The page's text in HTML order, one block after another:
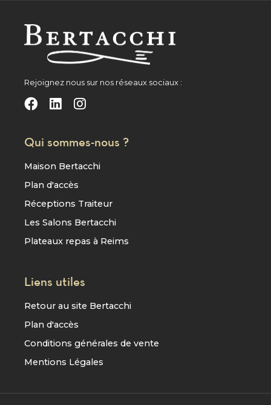
Rejoignez nous sur nos réseaux sociaux :
Qui sommes-nous ?
Maison Bertacchi
Plan d'accès
Réceptions Traiteur
Les Salons Bertacchi
Plateaux repas à Reims
Liens utiles
Retour au site Bertacchi
Plan d'accès
Conditions générales de vente
Mentions Légales